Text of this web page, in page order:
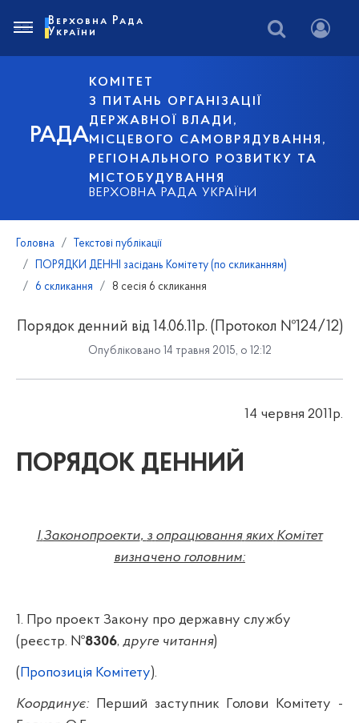
РАДА
КОМІТЕТ
З ПИТАНЬ ОРГАНІЗАЦІЇ
ДЕРЖАВНОЇ ВЛАДИ,
МІСЦЕВОГО САМОВРЯДУВАННЯ,
РЕГІОНАЛЬНОГО РОЗВИТКУ ТА
МІСТОБУДУВАННЯ
ВЕРХОВНА РАДА УКРАЇНИ
Верховна Рада
України
Головна
Текстові публікації
ПОРЯДКИ ДЕННІ засідань Комітету (по скликанням)
6 скликання
8 сесія 6 скликання
Порядок денний від 14.06.11р. (Протокол №124/12)
Опубліковано 14 травня 2015, о 12:12
14 червня 2011р.
ПОРЯДОК ДЕННИЙ
I.Законопроекти, з опрацювання яких Комітет
визначено головним:
1. Про проект Закону про державну службу
(реєстр. №8306, друге читання)
( Пропозиція Комітету).
Координує: Перший заступник Голови Комітету -